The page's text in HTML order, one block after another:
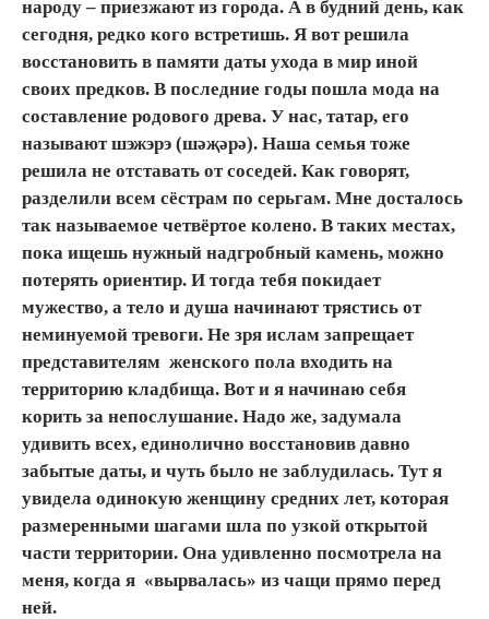
народу – приезжают из города. А в будний день, как
сегодня, редко кого встретишь. Я вот решила
восстановить в памяти даты ухода в мир иной
своих предков. В последние годы пошла мода на
составление родового древа. У нас, татар, его
называют шэжэрэ (шәҗәрә). Наша семья тоже
решила не отставать от соседей. Как говорят,
разделили всем сёстрам по серьгам. Мне досталось
так называемое четвёртое колено. В таких местах,
пока ищешь нужный надгробный камень, можно
потерять ориентир. И тогда тебя покидает
мужество, а тело и душа начинают трястись от
неминуемой тревоги. Не зря ислам запрещает
представителям женского пола входить на
территорию кладбища. Вот и я начинаю себя
корить за непослушание. Надо же, задумала
удивить всех, единолично восстановив давно
забытые даты, и чуть было не заблудилась. Тут я
увидела одинокую женщину средних лет, которая
размеренными шагами шла по узкой открытой
части территории. Она удивленно посмотрела на
меня, когда я «вырвалась» из чащи прямо перед
ней.